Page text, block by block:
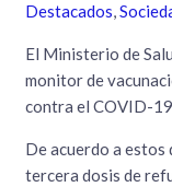
Destacados,
El Ministerio de
monitor de
contra el COVID-
De acuerdo a
tercera dosis de